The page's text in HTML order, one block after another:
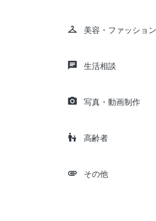
checkroom 美容・ファッション
chat 生活相談
camera_alt 写真・動画制作
escalator_warning 高齢者
attachment その他